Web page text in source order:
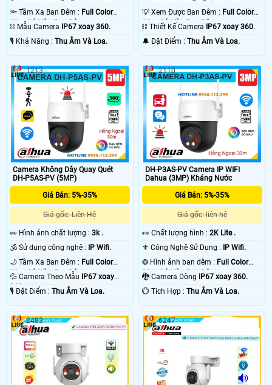
🔦 Tầm Xa Ban Đêm : Full Color
30m Có Màu Ban Ðêm.
⛓ Mẫu Camera
IP67 xoay 360.
️🎙 Khả Năng : Thu Âm Và Loa.
💡 Xem Được Ban Đêm : Full Color
30m Có Màu Ban Ðêm.
⛓ Thiết Kế Camera
IP67 xoay 360.
️🔔 Đặt Điểm :Thu Âm Và Loa.
Camera Không Dây Quay Quét
DH-P5AS-PV (5MP)
Giá Bán: 5%-35%
Giá gốc: Liên Hệ
️👀 Hình ảnh chất lượng : 3k .
🕉️ Sử dụng công nghệ : IP Wifi.
🌙 Tầm Xa Ban Đêm : Full Color
30m Có Màu Ban Ðêm.
💦 Camera Theo Mẫu IP67 xoay
360.
️🎙 Đặt Điểm : Thu Âm Và Loa.
1213
DH-P3AS-PV Camera IP WIFI
Dahua (3MP) Kháng Nước
Giá Bán: 5%-35%
Giá gốc: liên hệ
️👀 Chất lượng hình :2K Lite .
⚜️ Công Nghệ Sử Dụng : IP Wifi.
❂ Hình ảnh ban đêm : Full Color
30m Có Màu Ban Ðêm.
🐉️ Camera Dòng IP67 xoay 360.
️💮 Tích Hợp :Thu Âm Và Loa.
2110
2483 6247